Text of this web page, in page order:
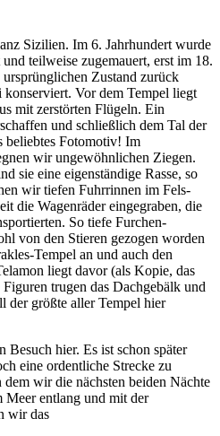
Sizilien. Im 6. Jahrhundert wurde
teilweise zugemauert, erst im 18.
Zustand zurück
konserviert. Vor dem Tempel liegt
mit zerstörten Flügeln. Ein
und schließlich dem Tal der
beliebtes Fotomotiv! Im
wir ungewöhnlichen Ziegen.
sie eine eigenständige Rasse, so
wir tiefen Fuhrrinnen im Fels-
die Wagenräder eingegraben, die
So tiefe Furchen-
von den Stieren gezogen worden
Tempel an und auch den
liegt davor (als Kopie, das
trugen das Dachgebälk und
der größte aller Tempel hier
Besuch hier. Es ist schon später
eine ordentliche Strecke zu
wir die nächsten beiden Nächte
Meer entlang und mit der
wir das